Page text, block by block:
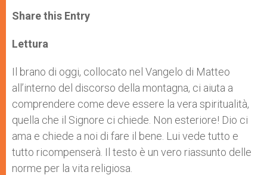
t
s
p
p
s
e
e
b
Share this Entry
Lettura
Il brano di oggi, collocato nel Vangelo di Matteo
all’interno del discorso della montagna, ci aiuta a
comprendere come deve essere la vera spiritualità,
quella che il Signore ci chiede. Non esteriore! Dio ci
ama e chiede a noi di fare il bene. Lui vede tutto e
tutto ricompenserà. Il testo è un vero riassunto delle
norme per la vita religiosa.